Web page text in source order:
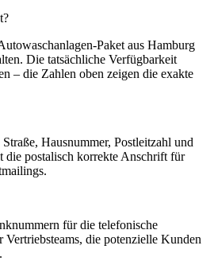
-Paket aus Hamburg
Die tatsächliche Verfügbarkeit
– die Zahlen oben zeigen die exakte
Hausnummer, Postleitzahl und
die postalisch korrekte Anschrift für
für die telefonische
die potenzielle Kunden